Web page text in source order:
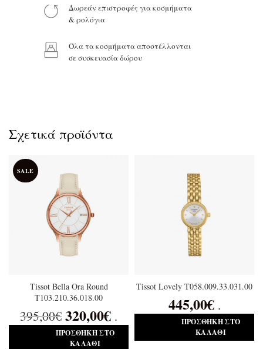
Δωρεάν επιστροφές για κοσμήματα
& ρολόγια
Όλα τα κοσμήματα αποστέλλονται
σε συσκευασία δώρου
Σχετικά προϊόντα
SALE
Tissot Bella Ora Round
T103.210.36.018.00
395,00€ 320,00€ .
ΠΡΟΣΘΉΚΗ ΣΤΟ
ΚΑΛΆΘΙ
Tissot Lovely T058.009.33.031.00
445,00€ .
ΠΡΟΣΘΉΚΗ ΣΤΟ
ΚΑΛΆΘΙ